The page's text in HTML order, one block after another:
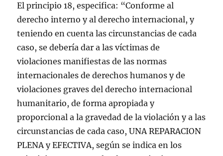
El principio 18, especifica: “Conforme al
derecho interno y al derecho internacional, y
teniendo en cuenta las circunstancias de cada
caso, se debería dar a las víctimas de
violaciones manifiestas de las normas
internacionales de derechos humanos y de
violaciones graves del derecho internacional
humanitario, de forma apropiada y
proporcional a la gravedad de la violación y a las
circunstancias de cada caso, UNA REPARACION
PLENA y EFECTIVA, según se indica en los